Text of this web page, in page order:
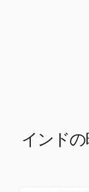
インド